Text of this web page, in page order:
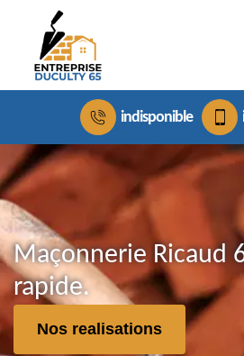
indisponible
Maçonnerie Ricaud
rapide.
Nos realisations